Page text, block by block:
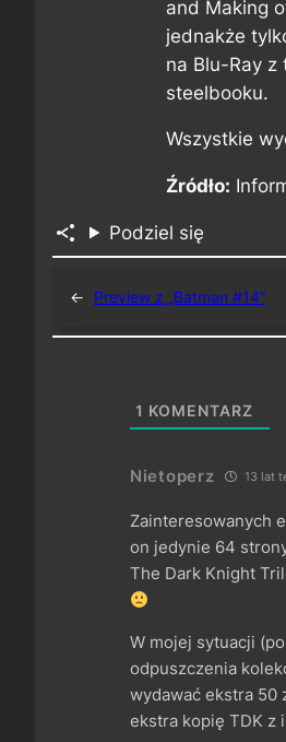
and Making
jednakże
na Blu-Ray z
steelbooku.
Wszystkie
Źródło:
Podziel się
← Preview z „Batman #14”
1 KOMENTARZ
Nietoperz 13 lat
Zainteresowanych
on jedynie 64
The Dark Knight
W mojej sytuacji
odpuszczenia
wydawać ekstra 50
ekstra kopię TDK z